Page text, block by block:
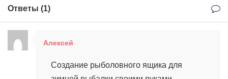
Ответы (1)
Алексей
Создание рыболовного ящика для